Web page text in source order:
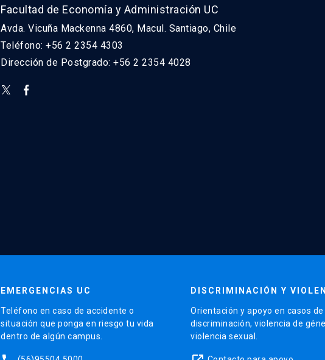
Facultad de Economía y Administración UC
Avda. Vicuña Mackenna 4860, Macul. Santiago, Chile
Teléfono: +56 2 2354 4303
Dirección de Postgrado: +56 2 2354 4028
EMERGENCIAS UC
Teléfono en caso de accidente o
situación que ponga en riesgo tu vida
dentro de algún campus.
DISCRIMINACIÓN Y
Orientación y apoyo en casos de
discriminación, violencia de
violencia sexual.